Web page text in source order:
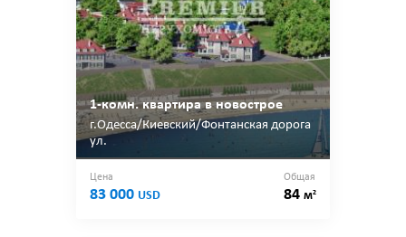
1-комн. квартира в новострое
г.Одесса/Киевский/Фонтанская дорога
ул.
Цена
83 000 USD
Общая
84 м2